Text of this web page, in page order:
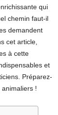
qui
chemin faut-il
demandent
cet article,
à cette
et
Préparez-
!